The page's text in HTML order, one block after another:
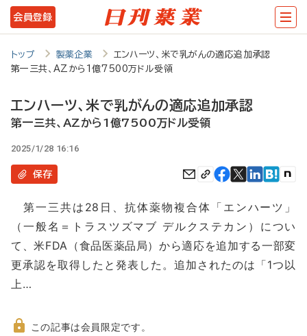
メ
イ
コ
テ
ツ
に
会員登録
トップ 製薬企業
エンハーツ、米で乳がんの適応追加承認
第一三共、AZから1億7500万ドル受領
エンハーツ、米で乳がんの適応追加承認
第一三共、AZから1億7500万ドル受領
2025/1/28 16:16
保存
第一三共は28日、抗体薬物複合体「エンハーツ」
（一般名＝トラスツズマブ デルクステカン）につい
て、米FDA（食品医薬品局）から適応を追加する一部変
更承認を取得したと発表した。追加されたのは「1つ以
上…
この記事は会員限定です。